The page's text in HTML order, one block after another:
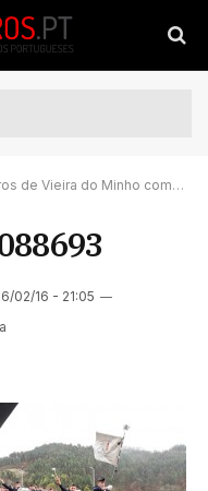
Minho comemoram 75° Aniversário | FOTORREPORTAGEM
02/16 - 21:05